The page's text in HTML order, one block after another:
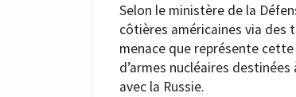
Selon le ministère de la
côtières américaines via des
menace que représente
d’armes nucléaires
avec la Russie.